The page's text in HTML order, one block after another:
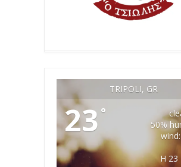
TRIPOLI, GR
23 °
50%
H 23